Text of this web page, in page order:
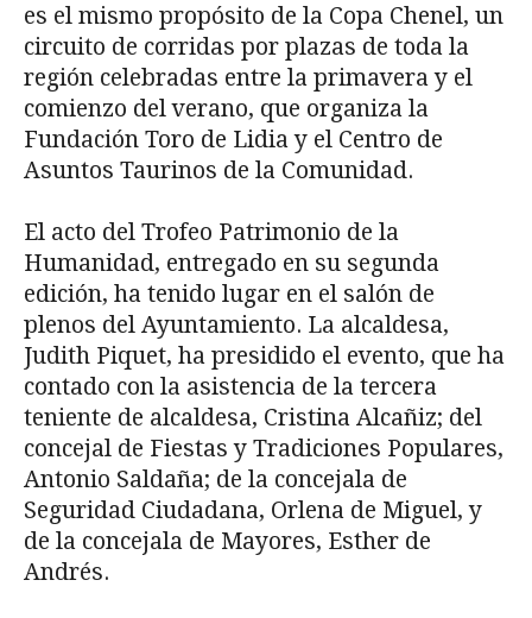
es el mismo propósito de la Copa Chenel, un
circuito de corridas por plazas de toda la
región celebradas entre la primavera y el
comienzo del verano, que organiza la
Fundación Toro de Lidia y el Centro de
Asuntos Taurinos de la Comunidad.
El acto del Trofeo Patrimonio de la
Humanidad, entregado en su segunda
edición, ha tenido lugar en el salón de
plenos del Ayuntamiento. La alcaldesa,
Judith Piquet, ha presidido el evento, que ha
contado con la asistencia de la tercera
teniente de alcaldesa, Cristina Alcañiz; del
concejal de Fiestas y Tradiciones Populares,
Antonio Saldaña; de la concejala de
Seguridad Ciudadana, Orlena de Miguel, y
de la concejala de Mayores, Esther de
Andrés.